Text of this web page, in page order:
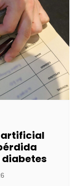
artificial
diabetes